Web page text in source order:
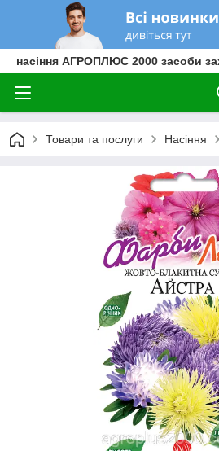
насіння АГРОПЛЮС 2000 засоби
Товари та послуги Насіння